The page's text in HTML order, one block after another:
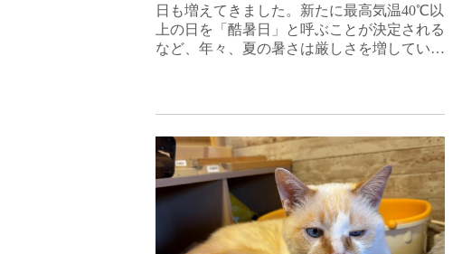
日も増えてきました。新たに最高気温40℃以
上の日を「酷暑日」と呼ぶことが決定される
など、年々、夏の暑さは厳しさを増してい…